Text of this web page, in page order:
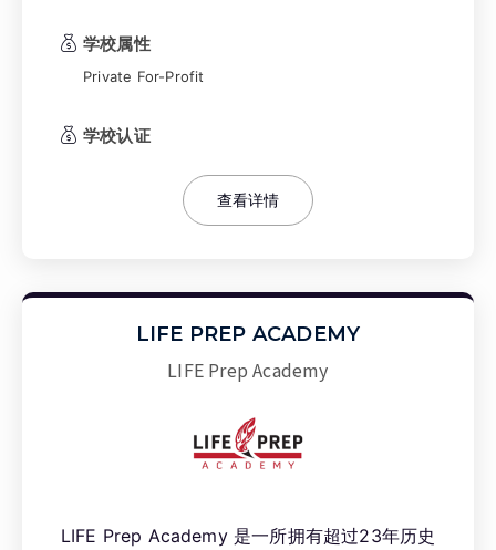
学校属性
Private For-Profit
学校认证
查看详情
LIFE PREP ACADEMY
LIFE Prep Academy
LIFE Prep Academy 是一所拥有超过23年历史